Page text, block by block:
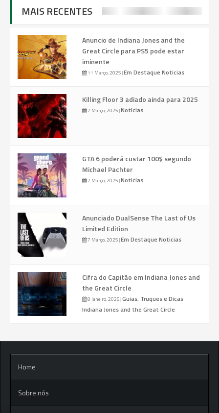
MAIS RECENTES
Anuncio de Indiana Jones and the
Great Circle para PS5 pode estar
iminente
11 Março, 2025|Em Destaque Noticias
Killing Floor 3 adiado ainda para 2025
7 Março, 2025|Noticias
GTA 6 poderá custar 100$ segundo
Michael Pachter
7 Março, 2025|Noticias
Anunciado DualSense The Last of Us
Limited Edition
7 Março, 2025|Em Destaque Noticias
Cifra do Capitão em Indiana Jones and
the Great Circle
8 Janeiro, 2025|Guias, Truques e Dicas
Indiana Jones and the Great Circle
Home
Sobre nós